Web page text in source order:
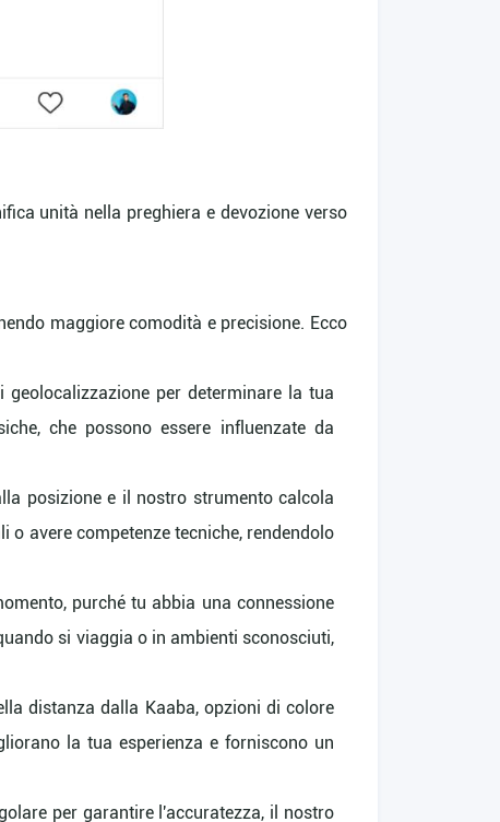
unità nella preghiera e devozione verso
maggiore comodità e precisione. Ecco
per determinare la tua
che possono essere influenzate da
posizione e il nostro strumento calcola
avere competenze tecniche, rendendolo
purché tu abbia una connessione
si viaggia o in ambienti sconosciuti,
distanza dalla Kaaba, opzioni di colore
la tua esperienza e forniscono un
per garantire l'accuratezza, il nostro